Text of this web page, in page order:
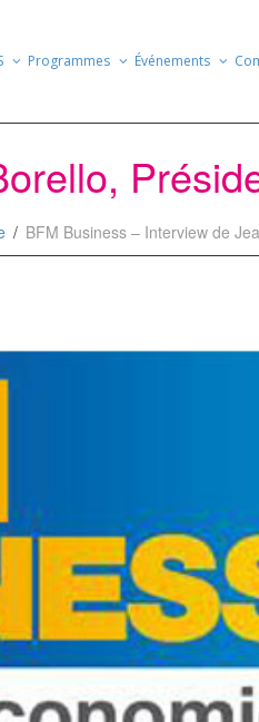
Programmes Événements
BFM Business – Interview de